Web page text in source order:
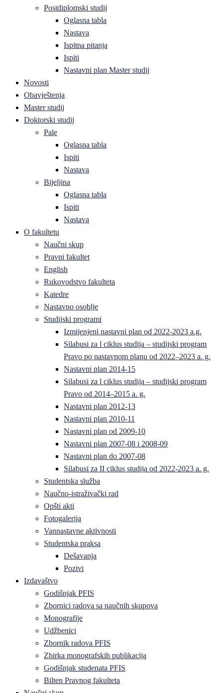
Postdiplomski studij
Oglasna tabla
Nastava
Ispitna pitanja
Ispiti
Nastavni plan Master studij
Novosti
Obavještenja
Master studij
Doktorski studij
Pale
Oglasna tabla
Ispiti
Nastava
Bijeljina
Oglasna tabla
Ispiti
Nastava
O fakultetu
Naučni skup
Pravni fakultet
English
Rukovodstvo fakulteta
Katedre
Nastavno osoblje
Studijski programi
Izmijenjeni nastavni plan od 2022-2023 a.g.
Silabusi za l ciklus studija – studijski program
Pravo po nastavnom planu od 2022–2023 a. g.
Nastavni plan 2014-15
Silabusi za l ciklus studija – studijski program
Pravo od 2014–2015 a. g.
Nastavni plan 2012-13
Nastavni plan 2010-11
Nastavni plan od 2009-10
Nastavni plan 2007-08 i 2008-09
Nastavni plan do 2007-08
Silabusi za II ciklus studija od 2022-2023 a. g.
Studentska služba
Naučno-istraživački rad
Opšti akti
Fotogalerija
Vannastavne aktivnosti
Studentska praksa
Dešavanja
Pozivi
Izdavaštvo
Godišnjak PFIS
Zbornici radova sa naučnih skupova
Monografije
Udžbenici
Zbornik radova PFIS
Zbirka monografskih publikacija
Godišnjak studenata PFIS
Bilten Pravnog fakulteta